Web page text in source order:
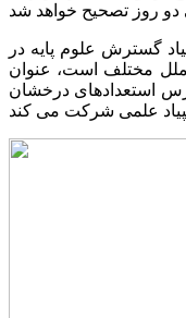
گسترش علوم پایه در
ملل مختلف است، عنوان
استعدادهای درخشان